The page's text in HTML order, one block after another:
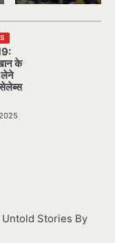
के
लेने
Stories By